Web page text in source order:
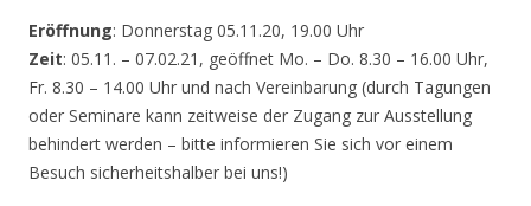
Eröffnung: Donnerstag 05.11.20, 19.00 Uhr
Zeit: 05.11. – 07.02.21, geöffnet Mo. – Do. 8.30 – 16.00 Uhr,
Fr. 8.30 – 14.00 Uhr und nach Vereinbarung (durch Tagungen
oder Seminare kann zeitweise der Zugang zur Ausstellung
behindert werden – bitte informieren Sie sich vor einem
Besuch sicherheitshalber bei uns!)